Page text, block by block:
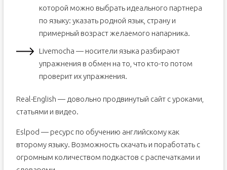
которой можно выбрать идеального партнера
по языку: указать родной язык, страну и
примерный возраст желаемого напарника.
Livemocha — носители языка разбирают
упражнения в обмен на то, что кто-то потом
проверит их упражнения.
Real-English — довольно продвинутый сайт с уроками,
статьями и видео.
Eslpod — ресурс по обучению английскому как
второму языку. Возможность скачать и поработать с
огромным количеством подкастов с распечатками и